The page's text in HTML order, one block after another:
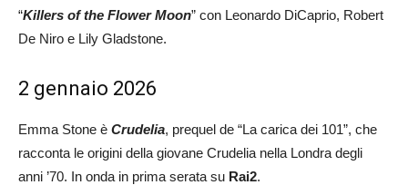
“Killers of the Flower Moon” con Leonardo DiCaprio, Robert
De Niro e Lily Gladstone.
2 gennaio 2026
Emma Stone è Crudelia, prequel de “La carica dei 101”, che
racconta le origini della giovane Crudelia nella Londra degli
anni ’70. In onda in prima serata su Rai2.